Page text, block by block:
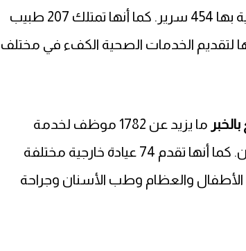
7 منشآت طبية بها 454 سرير. كما أنها تمتلك 207 طبيب
لتقديم الخدمات الصحية الكفء في مختلف
ما يزيد عن 1782 موظف لخدمة
المرضى وأسرهم بأعلى معايير الجودة والأمان. كما أنها تقدم 74 عيادة خارجية مختلفة
والعظام وطب الأسنان وجراحة